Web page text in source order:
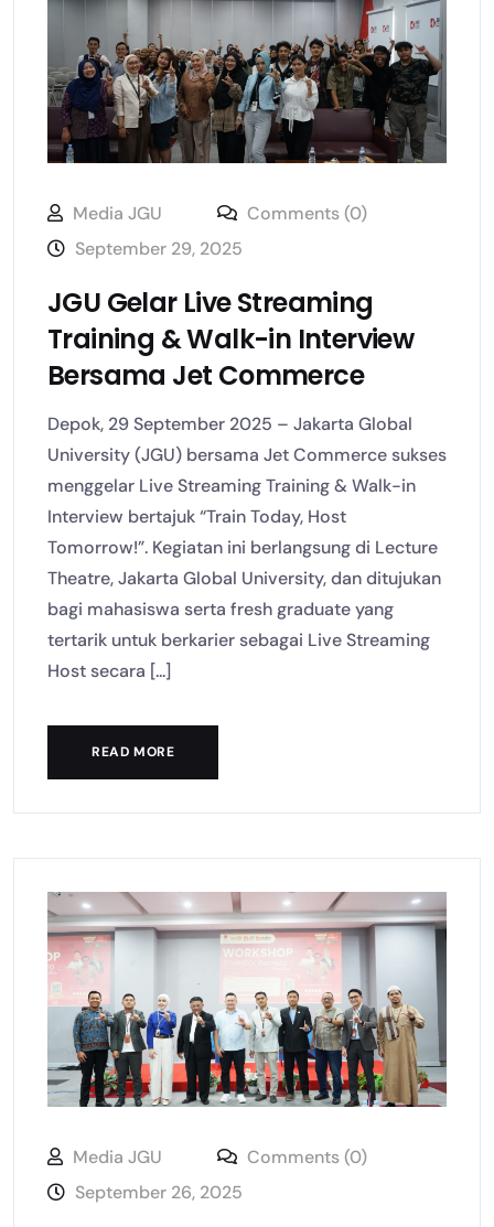
Media JGU
Comments (0)
September 29, 2025
JGU Gelar Live Streaming
Training & Walk-in Interview
Bersama Jet Commerce
Depok, 29 September 2025 – Jakarta Global
University (JGU) bersama Jet Commerce sukses
menggelar Live Streaming Training & Walk-in
Interview bertajuk “Train Today, Host
Tomorrow!”. Kegiatan ini berlangsung di Lecture
Theatre, Jakarta Global University, dan ditujukan
bagi mahasiswa serta fresh graduate yang
tertarik untuk berkarier sebagai Live Streaming
Host secara [...]
READ MORE
Media JGU
Comments (0)
September 26, 2025